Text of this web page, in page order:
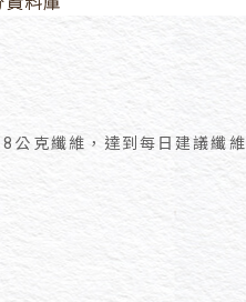
公克纖維，達到每日建議纖維